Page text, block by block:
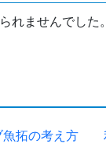
れませんでした。
魚拓の考え方